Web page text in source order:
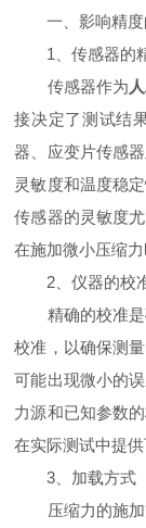
一、影响精度
1、传感器的
传感器作为
接决定了测试结
器、应变片传感
灵敏度和温度稳
传感器的灵敏度
在施加微小压缩
2、仪器的校
精确的校准是
校准，以确保测
可能出现微小的
力源和已知参数
在实际测试中提供
3、加载方式
压缩力的施加